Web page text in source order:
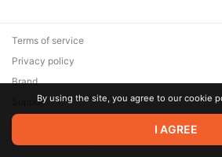
© 2026 Zaya Solutions Limited. All rights
are the property of their respective
Terms of service
Privacy policy
Brand
SupportBy using the site, you agree to our cookie
I AGREE